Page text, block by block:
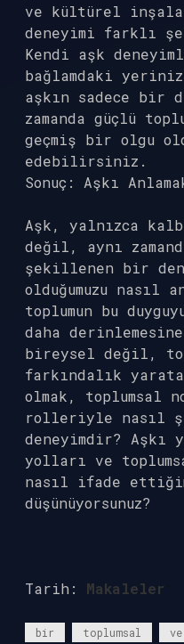
ve kültürel
deneyimi farklı
Kendi aşk
bağlamdaki
aşkın sadece bir
zamanda güçlü
geçmiş bir olgu
edebilirsiniz.
Sonuç: Aşkı
Aşk, yalnızca
değil, aynı
şekillenen bir
olduğumuzu nasıl
toplumun bu
daha
bireysel değil,
farkındalık
olmak, toplumsal
rolleriyle nasıl
deneyimdir? Aşkı
yolları ve
nasıl ifade
düşünüyorsunuz?
Tarih: Makaleler
bir toplumsal ve